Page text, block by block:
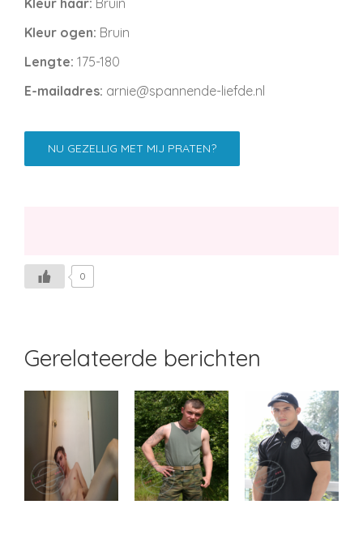
Kleur ogen: Bruin
Lengte: 175-180
E-mailadres: arnie@spannende-liefde.nl
NU GEZELLIG MET MIJ PRATEN?
0
Gerelateerde berichten
Eagle Ronan Jared